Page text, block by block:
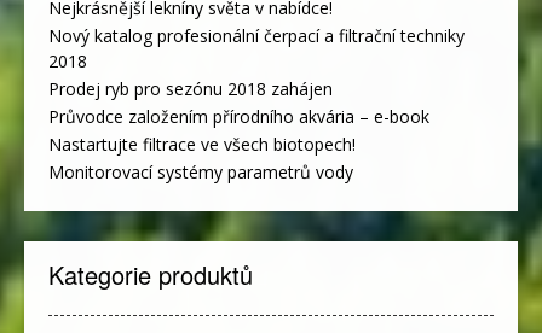
Nejkrásnější lekníny světa v nabídce!
Nový katalog profesionální čerpací a filtrační techniky
2018
Prodej ryb pro sezónu 2018 zahájen
Průvodce založením přírodního akvária – e-book
Nastartujte filtrace ve všech biotopech!
Monitorovací systémy parametrů vody
Kategorie produktů